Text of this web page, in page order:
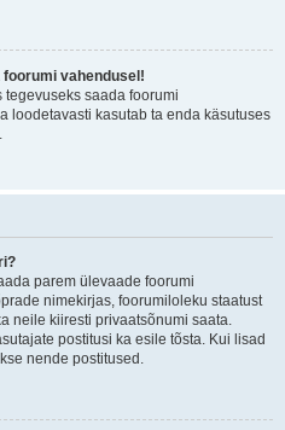
vahendusel!
saada foorumi
loodetavasti kasutab ta enda käsutuses
parem ülevaade foorumi
nimekirjas, foorumiloleku staatust
neile kiiresti privaatsõnumi saata.
postitusi ka esile tõsta. Kui lisad
nende postitused.